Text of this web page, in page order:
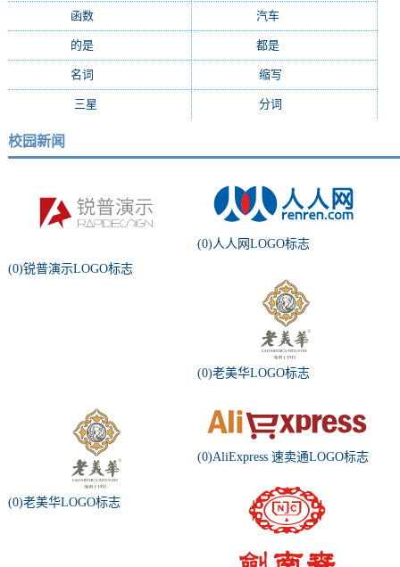
函数 汽车(1162)
的是 都是(1077)
名词 缩写
三星 分词
校园新闻
(0)锐普演示LOGO标志
(0)人人网LOGO标志
(0)老美华LOGO标志
(0)老美华LOGO标志
(0)AliExpress 速卖通LOGO标志